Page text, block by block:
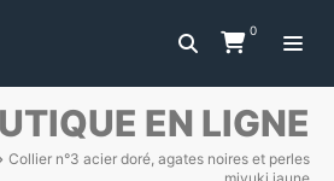
0
EN LIGNE
Collier n°3 acier doré, agates noires et perles